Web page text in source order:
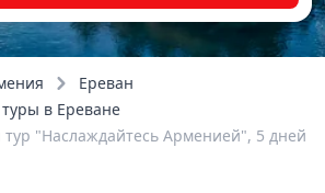
Ереван
в Ереване
"Наслаждайтесь Арменией", 5 дней